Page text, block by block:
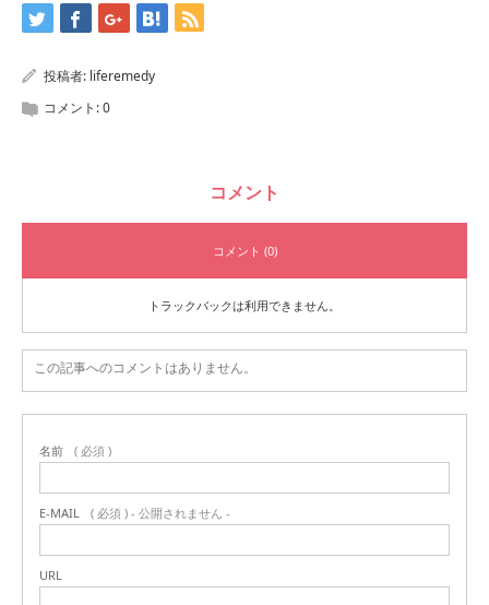
投稿者: liferemedy
コメント:0
コメント
コメント (0)
トラックバックは利用できません。
この記事へのコメントはありません。
名前 ( 必須 )
E-MAIL ( 必須 ) - 公開されません -
URL